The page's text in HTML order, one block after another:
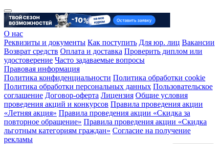
О нас
Реквизиты и документы Как поступить Для юр. лиц Вакансии
Возврат средств Оплата и доставка Проверить диплом или
удостоверение Часто задаваемые вопросы
Правовая информация
Политика конфиденциальности Политика обработки cookie
Политика обработки персональных данных Пользовательское
соглашение Договор-оферта Лицензия Общие условия
проведения акций и конкурсов Правила проведения акции
«Летняя акция» Правила проведения акции «Скидка за
повторное обращение» Правила проведения акции «Скидка
льготным категориям граждан» Согласие на получение
рекламы